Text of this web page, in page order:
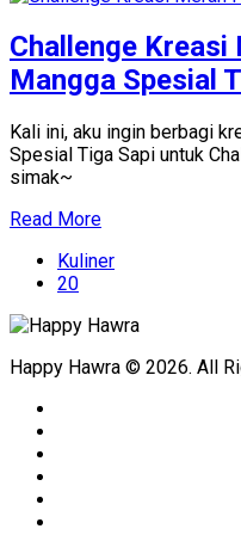
Challenge Kreasi
Mangga Spesial
Kali ini, aku ingin berbagi
Spesial Tiga Sapi untuk
simak~
Read More
Kuliner
20
Happy Hawra © 2026. All